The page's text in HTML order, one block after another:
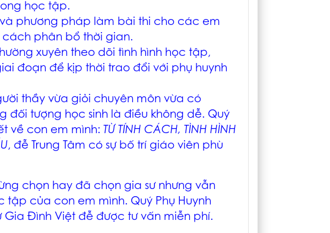
học tập.
phương pháp làm bài thi cho các em
cách phân bổ thời gian.
xuyên theo dõi tình hình học tập,
đoạn để kịp thời trao đổi với phụ huynh
thầy vừa giỏi chuyên môn vừa có
đối tượng học sinh là điều không dễ. Quý
về con em mình: TỪ TÍNH CÁCH, TÌNH HÌNH
, đễ Trung Tâm có sự bố trí giáo viên phù
chọn hay đã chọn gia sư nhưng vẫn
của con em mình. Quý Phụ Huynh
Gia Đình Việt đễ được tư vấn miễn phí.